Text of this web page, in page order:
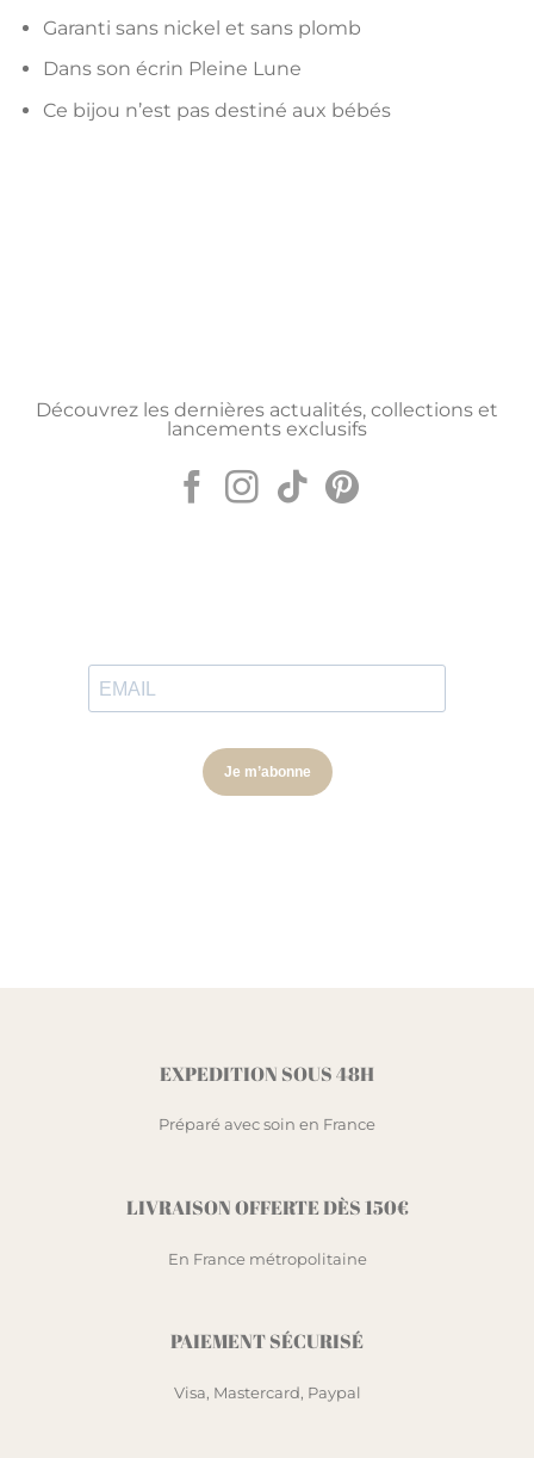
Garanti sans nickel et sans plomb
Dans son écrin Pleine Lune
Ce bijou n’est pas destiné aux bébés
Découvrez les dernières actualités, collections et
lancements exclusifs
EXPEDITION SOUS 48H
Préparé avec soin en France
LIVRAISON OFFERTE DÈS 150€
En France métropolitaine
PAIEMENT SÉCURISÉ
Visa, Mastercard, Paypal